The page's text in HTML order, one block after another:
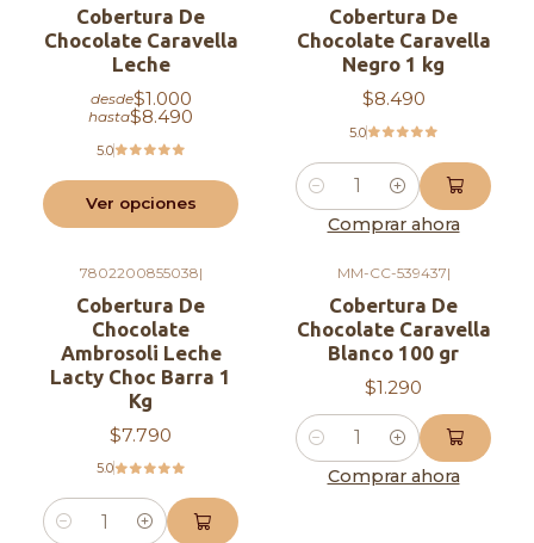
Cobertura De
Chocolate Caravella
Leche
desde$1.000
hasta$8.490
5.0
Ver opciones
Cobertura De
Chocolate Caravella
Negro 1 kg
$8.490
5.0
Cantidad
Comprar ahora
7802200855038|
Cobertura De
Chocolate
Ambrosoli Leche
Lacty Choc Barra 1
Kg
$7.790
5.0
Cantidad
MM-CC-539437|
Cobertura De
Chocolate Caravella
Blanco 100 gr
$1.290
Cantidad
Comprar ahora